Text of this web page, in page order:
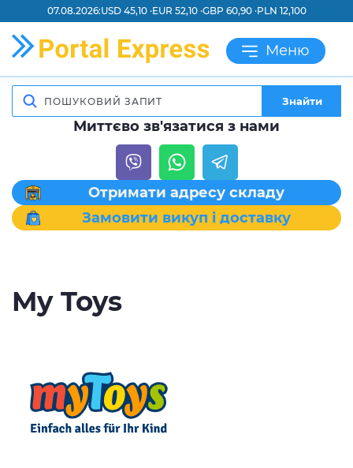
07.08.2026:USD 45,10 ·EUR 52,10 ·GBP 60,90 ·PLN 12,100
Меню
Знайти
Миттєво зв'язатися з нами
Отримати адресу складу
Замовити викуп і доставку
My Toys